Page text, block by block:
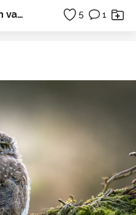
Strijklicht over de Koningin van de pages 5 1